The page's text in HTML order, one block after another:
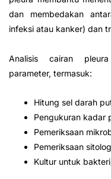
dan membedakan
infeksi atau kanker) dan
Analisis cairan
parameter, termasuk:
Hitung sel darah
Pengukuran kadar
Pemeriksaan
Pemeriksaan
Kultur untuk